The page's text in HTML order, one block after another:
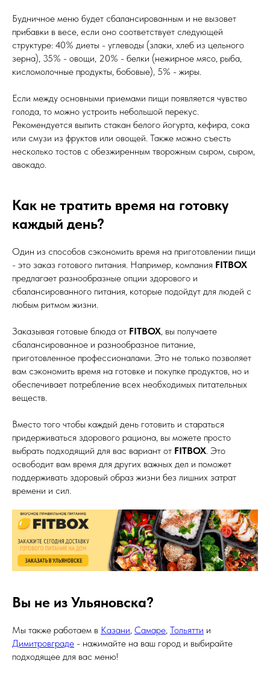
Будничное меню будет сбалансированным и не вызовет
прибавки в весе, если оно соответствует следующей
структуре: 40% диеты - углеводы (злаки, хлеб из цельного
зерна), 35% - овощи, 20% - белки (нежирное мясо, рыба,
кисломолочные продукты, бобовые), 5% - жиры.
Если между основными приемами пищи появляется чувство
голода, то можно устроить небольшой перекус.
Рекомендуется выпить стакан белого йогурта, кефира, сока
или смузи из фруктов или овощей. Также можно съесть
несколько тостов с обезжиренным творожным сыром, сыром,
авокадо.
Как не тратить время на готовку
каждый день?
Один из способов сэкономить время на приготовлении пищи
- это заказ готового питания. Например, компания FITBOX
предлагает разнообразные опции здорового и
сбалансированного питания, которые подойдут для людей с
любым ритмом жизни.
Заказывая готовые блюда от FITBOX, вы получаете
сбалансированное и разнообразное питание,
приготовленное профессионалами. Это не только позволяет
вам сэкономить время на готовке и покупке продуктов, но и
обеспечивает потребление всех необходимых питательных
веществ.
Вместо того чтобы каждый день готовить и стараться
придерживаться здорового рациона, вы можете просто
выбрать подходящий для вас вариант от FITBOX. Это
освободит вам время для других важных дел и поможет
поддерживать здоровый образ жизни без лишних затрат
времени и сил.
Вы не из Ульяновска?
Мы также работаем в Казани, Самаре, Тольятти и
Димитровграде - нажимайте на ваш город и выбирайте
подходящее для вас меню!
8 (800) 550-12-95
О НАС
КОНТАКТЫ
ДОСТАВКА
ОПЛАТА
ПО ЛЮБЫМ ВОПРОСАМ ПИШИТЕ - FITBOX.ULN@GMAIL.COM
САЙТ СДЕЛАН В
БЛОГ